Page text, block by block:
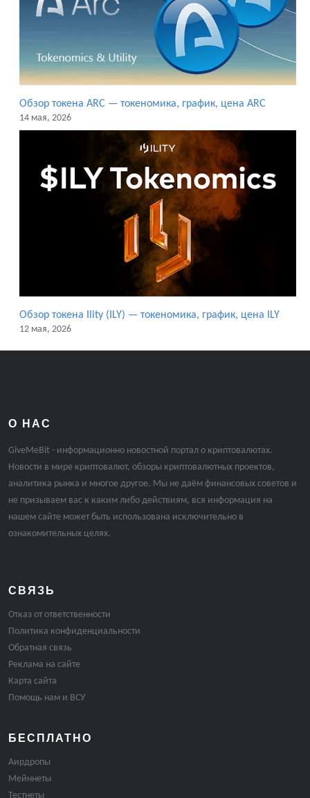
Обзор токена ARC — токеномика, график, цена ARC
14 мая, 2026
Обзор токена Ility (ILY) — токеномика, график, цена ILY
12 мая, 2026
О НАС
GiveMeBit - информационно новостной портал о криптовалютах.
Новости в мире криптовалют, обзоры криптовалютных проектов,
аналитика рынка и многое другое. Мы не даём финансовых советов и
не призываем вас к каким либо действиям, вся информация на
нашем сайте может быть использована исключительно в
ознакомительных целях.
СВЯЗЬ
Отказ от ответственности
Политика конфиденциальности
Обратная связь
Реклама на сайте
Карта сайта
Помощь нам и ВСУ
БЕСПЛАТНО
Аирдропы
Мейннеты
Тестнеты